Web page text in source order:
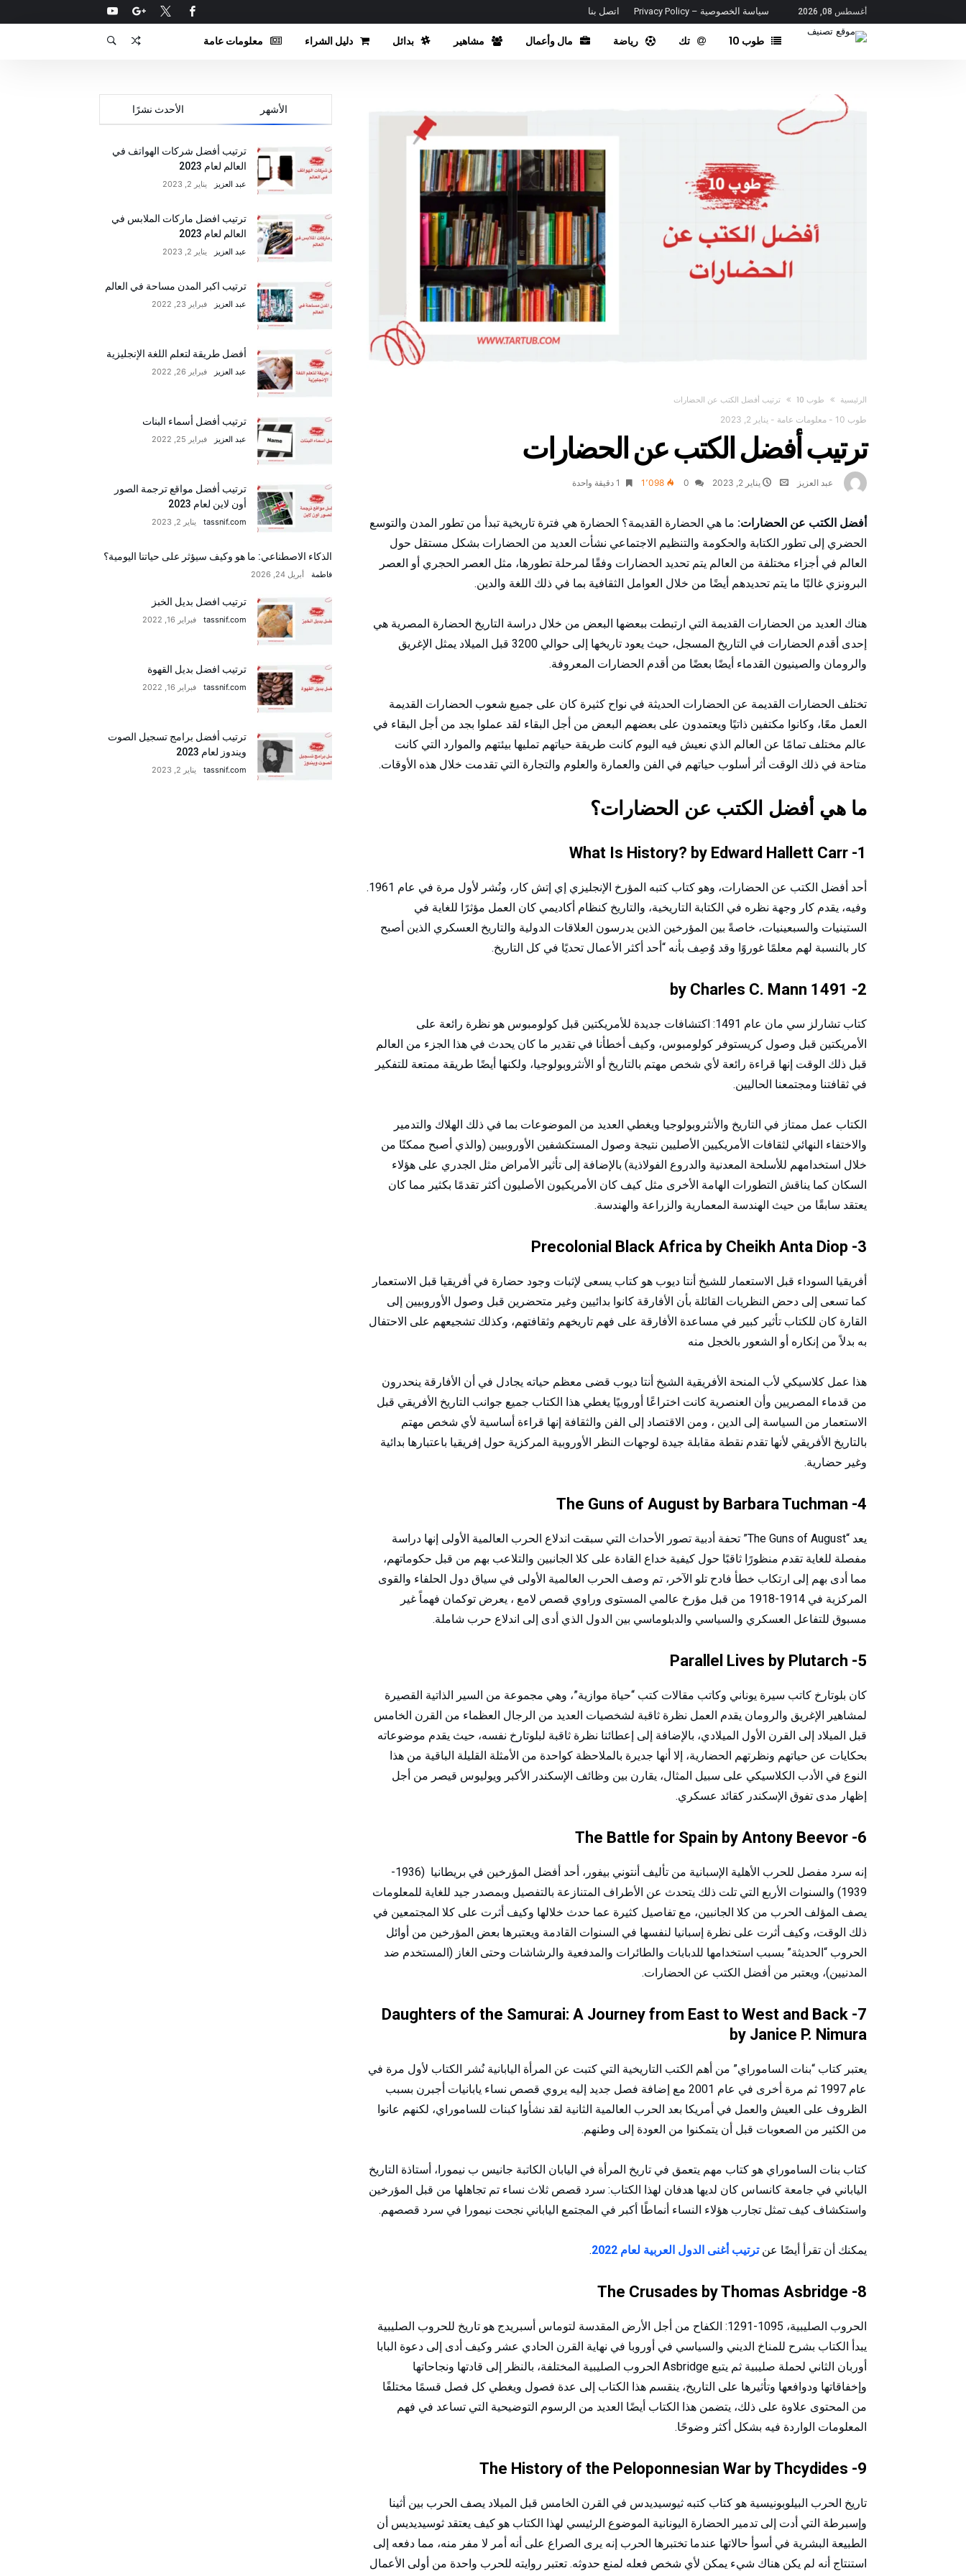
أغسطس 08, 2026 سياسة الخصوصية – Privacy Policy اتصل بنا
طوب 10 تك رياضة مال وأعمال مشاهير بدائل دليل الشراء معلومات عامة
‫الرئيسية‬ طوب 10 ترتيب أفضل الكتب عن الحضارات
طوب 10 - معلومات عامة - يناير 2, 2023
ترتيب أفضل الكتب عن الحضارات
عبد العزيز يناير 2, 2023 1٬098 1 ‫دقيقة واحدة‬
أفضل الكتب عن الحضارات: ما هي الحضارة القديمة؟ الحضارة هي فترة تاريخية تبدأ من تطور المدن والتوسع
الحضري إلى تطور الكتابة والحكومة والتنظيم الاجتماعي نشأت العديد من الحضارات بشكل مستقل حول
العالم في أجزاء مختلفة من العالم يتم تحديد الحضارات وفقًا لمرحلة تطورها، مثل العصر الحجري أو العصر
البرونزي غالبًا ما يتم تحديدهم أيضًا من خلال العوامل الثقافية بما في ذلك اللغة والدين.
هناك العديد من الحضارات القديمة التي ارتبطت ببعضها البعض من خلال دراسة التاريخ الحضارة المصرية هي
إحدى أقدم الحضارات في التاريخ المسجل، حيث يعود تاريخها إلى حوالي 3200 قبل الميلاد يمثل الإغريق
والرومان والصينيون القدماء أيضًا بعضًا من أقدم الحضارات المعروفة.
تختلف الحضارات القديمة عن الحضارات الحديثة في نواح كثيرة كان على جميع شعوب الحضارات القديمة
العمل معًا، وكانوا مكتفين ذاتيًا ويعتمدون على بعضهم البعض من أجل البقاء لقد عملوا بجد من أجل البقاء في
عالم مختلف تمامًا عن العالم الذي نعيش فيه اليوم كانت طريقة حياتهم تمليها بيئتهم والموارد التي كانت
متاحة في ذلك الوقت أثر أسلوب حياتهم في الفن والعمارة والعلوم والتجارة التي تقدمت خلال هذه الأوقات.
ما هي أفضل الكتب عن الحضارات؟
1- What Is History? by Edward Hallett Carr
أحد أفضل الكتب عن الحضارات، وهو كتاب كتبه المؤرخ الإنجليزي إي إتش كار، ونُشر لأول مرة في عام 1961.
وفيه، يقدم كار وجهة نظره في الكتابة التاريخية، والتاريخ كنظام أكاديمي كان العمل مؤثرًا للغاية في
الستينيات والسبعينيات، خاصةً بين المؤرخين الذين يدرسون العلاقات الدولية والتاريخ العسكري الذين أصبح
كار بالنسبة لهم معلمًا غوروًا وقد وُصِف بأنه “أحد أكثر الأعمال تحديًا في كل التاريخ.
2- 1491 by Charles C. Mann
كتاب تشارلز سي مان عام 1491: اكتشافات جديدة للأمريكتين قبل كولومبوس هو نظرة رائعة على
الأمريكتين قبل وصول كريستوفر كولومبوس، وكيف أخطأنا في تقدير ما كان يحدث في هذا الجزء من العالم
قبل ذلك الوقت إنها قراءة رائعة لأي شخص مهتم بالتاريخ أو الأنثروبولوجيا، ولكنها أيضًا طريقة ممتعة للتفكير
في ثقافتنا ومجتمعنا الحاليين.
الكتاب عمل ممتاز في التاريخ والأنثروبولوجيا ويغطي العديد من الموضوعات بما في ذلك الهلاك والتدمير
والاختفاء النهائي لثقافات الأمريكيين الأصليين نتيجة وصول المستكشفين الأوروبيين (والذي أصبح ممكنًا من
خلال استخدامهم للأسلحة المعدنية والدروع الفولاذية) بالإضافة إلى تأثير الأمراض مثل الجدري على هؤلاء
السكان كما يناقش التطورات الهامة الأخرى مثل كيف كان الأمريكيون الأصليون أكثر تقدمًا بكثير مما كان
يعتقد سابقًا من حيث الهندسة المعمارية والزراعة والهندسة.
3- Precolonial Black Africa by Cheikh Anta Diop
أفريقيا السوداء قبل الاستعمار للشيخ أنتا ديوب هو كتاب يسعى لإثبات وجود حضارة في أفريقيا قبل الاستعمار
كما تسعى إلى دحض النظريات القائلة بأن الأفارقة كانوا بدائيين وغير متحضرين قبل وصول الأوروبيين إلى
القارة كان للكتاب تأثير كبير في مساعدة الأفارقة على فهم تاريخهم وثقافتهم، وكذلك تشجيعهم على الاحتفال
به بدلاً من إنكاره أو الشعور بالخجل منه
هذا عمل كلاسيكي لأب المنحة الأفريقية الشيخ أنتا ديوب قضى معظم حياته يجادل في أن الأفارقة ينحدرون
من قدماء المصريين وأن العنصرية كانت اختراعًا أوروبيًا يغطي هذا الكتاب جميع جوانب التاريخ الأفريقي قبل
الاستعمار من السياسة إلى الدين ، ومن الاقتصاد إلى الفن والثقافة إنها قراءة أساسية لأي شخص مهتم
بالتاريخ الأفريقي لأنها تقدم نقطة مقابلة جيدة لوجهات النظر الأوروبية المركزية حول إفريقيا باعتبارها بدائية
وغير حضارية.
4- The Guns of August by Barbara Tuchman
يعد “The Guns of August” تحفة أدبية تصور الأحداث التي سبقت اندلاع الحرب العالمية الأولى إنها دراسة
مفصلة للغاية تقدم منظورًا ثاقبًا حول كيفية خداع القادة على كلا الجانبين والتلاعب بهم من قبل حكوماتهم،
مما أدى بهم إلى ارتكاب خطأ فادح تلو الآخر، تم وصف الحرب العالمية الأولى في سياق دول الحلفاء والقوى
المركزية في 1914-1918 من قبل مؤرخ عالمي المستوى وراوي قصص لامع ، يعرض توكمان فهماً غير
مسبوق للتفاعل العسكري والسياسي والدبلوماسي بين الدول الذي أدى إلى اندلاع حرب شاملة.
5- Parallel Lives by Plutarch
كان بلوتارخ كاتب سيرة يوناني وكاتب مقالات كتب “حياة موازية”، وهي مجموعة من السير الذاتية القصيرة
لمشاهير الإغريق والرومان يقدم العمل نظرة ثاقبة لشخصيات العديد من الرجال العظماء من القرن الخامس
قبل الميلاد إلى القرن الأول الميلادي، بالإضافة إلى إعطائنا نظرة ثاقبة لبلوتارخ نفسه، حيث يقدم موضوعاته
بحكايات عن حياتهم ونظرتهم الحضارية، إلا أنها جديرة بالملاحظة كواحدة من الأمثلة القليلة الباقية من هذا
النوع في الأدب الكلاسيكي على سبيل المثال، يقارن بين وظائف الإسكندر الأكبر ويوليوس قيصر من أجل
إظهار مدى تفوق الإسكندر كقائد عسكري.
6- The Battle for Spain by Antony Beevor
إنه سرد مفصل للحرب الأهلية الإسبانية من تأليف أنتوني بيفور، أحد أفضل المؤرخين في بريطانيا (1936-
1939) والسنوات الأربع التي تلت ذلك يتحدث عن الأطراف المتنازعة بالتفصيل وبمصدر جيد للغاية للمعلومات
يصف المؤلف الحرب من كلا الجانبين، مع تفاصيل كثيرة عما حدث خلالها وكيف أثرت على كلا المجتمعين في
ذلك الوقت، وكيف أثرت على نظرة إسبانيا لنفسها في السنوات القادمة ويعتبرها بعض المؤرخين من أوائل
الحروب “الحديثة” بسبب استخدامها للدبابات والطائرات والمدفعية والرشاشات وحتى الغاز (المستخدم ضد
المدنيين)، ويعتبر من أفضل الكتب عن الحضارات.
7- Daughters of the Samurai: A Journey from East to West and Back
by Janice P. Nimura
يعتبر كتاب “بنات الساموراي” من أهم الكتب التاريخية التي كتبت عن المرأة اليابانية نُشر الكتاب لأول مرة في
عام 1997 ثم مرة أخرى في عام 2001 مع إضافة فصل جديد إليه يروي قصص نساء يابانيات أجبرن بسبب
الظروف على العيش والعمل في أمريكا بعد الحرب العالمية الثانية لقد نشأوا كبنات للساموراي، لكنهم عانوا
من الكثير من الصعوبات قبل أن يتمكنوا من العودة إلى وطنهم.
كتاب بنات الساموراي هو كتاب مهم يتعمق في تاريخ المرأة في اليابان الكاتبة جانيس ب نيمورا، أستاذة التاريخ
الياباني في جامعة كانساس كان لديها هدفان لهذا الكتاب: سرد قصص ثلاث نساء تم تجاهلها من قبل المؤرخين
واستكشاف كيف تمثل تجارب هؤلاء النساء أنماطًا أكبر في المجتمع الياباني نجحت نيمورا في سرد قصصهم.
يمكنك أن تقرأ أيضًا عن ترتيب أغنى الدول العربية لعام 2022 .
8- The Crusades by Thomas Asbridge
الحروب الصليبية، 1095-1291: الكفاح من أجل الأرض المقدسة لتوماس أسبريدج هو تاريخ للحروب الصليبية
يبدأ الكتاب بشرح للمناخ الديني والسياسي في أوروبا في نهاية القرن الحادي عشر وكيف أدى إلى دعوة البابا
أوربان الثاني لحملة صليبية ثم يتبع Asbridge الحروب الصليبية المختلفة، بالنظر إلى قادتها ونجاحاتها
وإخفاقاتها ودوافعها وتأثيرها على التاريخ، ينقسم هذا الكتاب إلى عدة فصول ويغطي كل فصل قسمًا مختلفًا
من المحتوى علاوة على ذلك، يتضمن هذا الكتاب أيضًا العديد من الرسوم التوضيحية التي تساعد في فهم
المعلومات الواردة فيه بشكل أكثر وضوحًا.
9- The History of the Peloponnesian War by Thcydides
تاريخ الحرب البيلوبونيسية هو كتاب كتبه ثيوسيديدس في القرن الخامس قبل الميلاد يصف الحرب بين أثينا
وإسبرطة التي أدت إلى تدمير الحضارة اليونانية الموضوع الرئيسي لهذا الكتاب هو كيف يعتقد ثوسيديديس أن
الطبيعة البشرية في أسوأ حالاتها عندما تختبرها الحرب إنه يرى الصراع على أنه أمر لا مفر منه، مما دفعه إلى
استنتاج أنه لم يكن هناك شيء يمكن لأي شخص فعله لمنع حدوثه. تعتبر روايته للحرب واحدة من أولى الأعمال
‫الأشهر‬
ترتيب أفضل شركات الهواتف في
العالم لعام 2023
عبد العزيز يناير 2, 2023
ترتيب افضل ماركات الملابس في
العالم لعام 2023
عبد العزيز يناير 2, 2023
ترتيب اكبر المدن مساحة في العالم
عبد العزيز فبراير 23, 2022
أفضل طريقة لتعلم اللغة الإنجليزية
عبد العزيز فبراير 26, 2022
ترتيب أفضل أسماء البنات
عبد العزيز فبراير 25, 2022
ترتيب أفضل مواقع ترجمة الصور
أون لاين لعام 2023
tassnif.com يناير 2, 2023
الذكاء الاصطناعي: ما هو وكيف سيؤثر على حياتنا اليومية؟
فاطمة أبريل 24, 2026
ترتيب افضل بديل الخبز
tassnif.com فبراير 16, 2022
ترتيب افضل بديل القهوة
tassnif.com فبراير 16, 2022
ترتيب أفضل برامج تسجيل الصوت
ويندوز لعام 2023
tassnif.com يناير 2, 2023